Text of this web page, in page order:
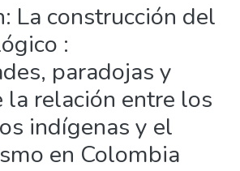
La construcción del
:
paradojas y
la relación entre los
indígenas y el
en Colombia